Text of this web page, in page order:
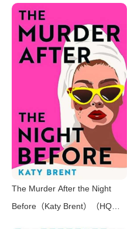
骇悬念+诡秘人性，入坑推理佳
选，一套10本过足瘾！精美和
风装帧，日本系列销量超5500
万册）（横沟正史）（壹页科技
The Murder After the Night
Before（Katy Brent）（HQ